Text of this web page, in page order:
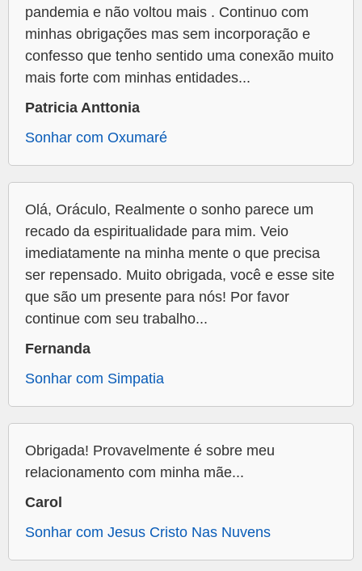
pandemia e não voltou mais . Continuo com
minhas obrigações mas sem incorporação e
confesso que tenho sentido uma conexão muito
mais forte com minhas entidades...
Patricia Anttonia
Sonhar com Oxumaré
Olá, Oráculo, Realmente o sonho parece um
recado da espiritualidade para mim. Veio
imediatamente na minha mente o que precisa
ser repensado. Muito obrigada, você e esse site
que são um presente para nós! Por favor
continue com seu trabalho...
Fernanda
Sonhar com Simpatia
Obrigada! Provavelmente é sobre meu
relacionamento com minha mãe...
Carol
Sonhar com Jesus Cristo Nas Nuvens